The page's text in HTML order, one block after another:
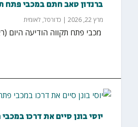
ברנדון טאב חתם במכבי פתח
מרץ 22, 2026 | כדורסל, לאומית
מכבי פתח תקווה הודיעה היום (ראשון)
יוסי בונן סיים את דרכו